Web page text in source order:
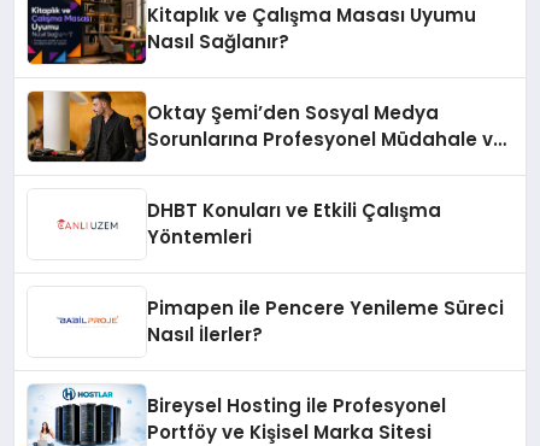
Kitaplık ve Çalışma Masası Uyumu
Nasıl Sağlanır?
Oktay Şemi’den Sosyal Medya
Sorunlarına Profesyonel Müdahale ve
DHBT Konuları ve Etkili Çalışma
Yöntemleri
Pimapen ile Pencere Yenileme Süreci
Nasıl İlerler?
Bireysel Hosting ile Profesyonel
Portföy ve Kişisel Marka Sitesi